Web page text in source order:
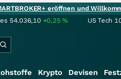
eröffnen und
54.036,10 +0,25% US Tech
Krypto Devisen